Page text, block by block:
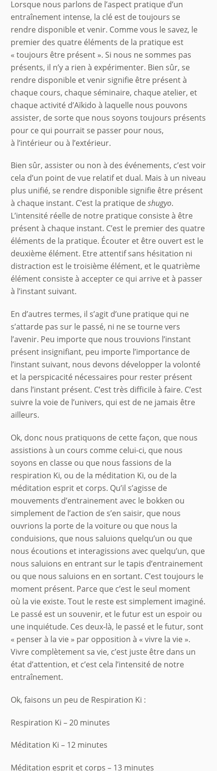
Lorsque nous parlons de l’aspect pratique d’un
entraînement intense, la clé est de toujours se
rendre disponible et venir. Comme vous le savez, le
premier des quatre éléments de la pratique est
« toujours être présent ». Si nous ne sommes pas
présents, il n’y a rien à expérimenter. Bien sûr, se
rendre disponible et venir signifie être présent à
chaque cours, chaque séminaire, chaque atelier, et
chaque activité d’Aïkido à laquelle nous pouvons
assister, de sorte que nous soyons toujours présents
pour ce qui pourrait se passer pour nous,
à l’intérieur ou à l’extérieur.
Bien sûr, assister ou non à des événements, c’est voir
cela d’un point de vue relatif et dual. Mais à un niveau
plus unifié, se rendre disponible signifie être présent
à chaque instant. C’est la pratique deshugyo.
L’intensité réelle de notre pratique consiste à être
présent à chaque instant. C’est le premier des quatre
éléments de la pratique. Écouter et être ouvert est le
deuxième élément. Etre attentif sans hésitation ni
distraction est le troisième élément, et le quatrième
élément consiste à accepter ce qui arrive et à passer
à l’instant suivant.
En d’autres termes, il s’agit d’une pratique qui ne
s’attarde pas sur le passé, ni ne se tourne vers
l’avenir. Peu importe que nous trouvions l’instant
présent insignifiant, peu importe l’importance de
l’instant suivant, nous devons développer la volonté
et la perspicacité nécessaires pour rester présent
dans l’instant présent. C’est très difficile à faire. C’est
suivre la voie de l’univers, qui est de ne jamais être
ailleurs.
Ok, donc nous pratiquons de cette façon, que nous
assistions à un cours comme celui-ci, que nous
soyons en classe ou que nous fassions de la
respiration Ki, ou de la méditation Ki, ou de la
méditation esprit et corps. Qu’il s’agisse de
mouvements d’entrainement avec le bokken ou
simplement de l’action de s’en saisir, que nous
ouvrions la porte de la voiture ou que nous la
conduisions, que nous saluions quelqu’un ou que
nous écoutions et interagissions avec quelqu’un, que
nous saluions en entrant sur le tapis d’entrainement
ou que nous saluions en en sortant. C’est toujours le
moment présent. Parce que c’est le seul moment
où la vie existe. Tout le reste est simplement imaginé.
Le passé est un souvenir, et le futur est un espoir ou
une inquiétude. Ces deux-là, le passé et le futur, sont
« penser à la vie » par opposition à « vivre la vie ».
Vivre complètement sa vie, c’est juste être dans un
état d’attention, et c’est cela l’intensité de notre
entraînement.
Ok, faisons un peu de Respiration Ki :
Respiration Ki – 20 minutes
Méditation Ki – 12 minutes
Méditation esprit et corps – 13 minutes